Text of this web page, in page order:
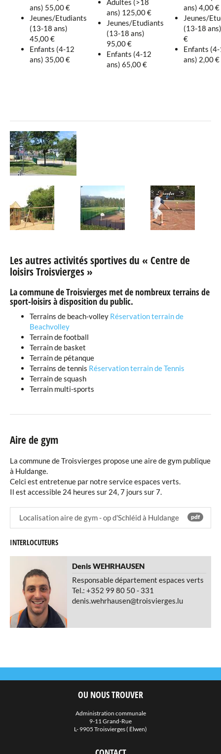
ans) 55,00 €
Jeunes/Etudiants
(13-18 ans)
45,00 €
Enfants (4-12
ans) 35,00 €
Adultes (>18
ans) 125,00 €
Jeunes/Etudiants
(13-18 ans)
95,00 €
Enfants (4-12
ans) 65,00 €
ans) 4,00 €
Jeunes/
(13-18
€
Enfants
ans) 2,00 €
Les autres activités sportives du « Centre de
loisirs Troisvierges »
La commune de Troisvierges met de nombreux terrains de
sport-loisirs à disposition du public.
Terrains de beach-volley Réservation terrain de
Beachvolley
Terrain de football
Terrain de basket
Terrain de pétanque
Terrains de tennis Réservation terrain de Tennis
Terrain de squash
Terrain multi-sports
Aire de gym
La commune de Troisvierges propose une aire de gym publique
à Huldange.
Celci est entretenue par notre service espaces verts.
Il est accessible 24 heures sur 24, 7 jours sur 7.
pdf
Localisation aire de gym - op d'Schléid à Huldange
INTERLOCUTEURS
DenisWEHRHAUSEN
Responsable département espaces verts
Tel.: +352 99 80 50 - 331
denis.wehrhausen@troisvierges.lu
OU NOUS TROUVER
Administration communale
9-11 Grand-Rue
L- 9905 Troisvierges ( Ëlwen)